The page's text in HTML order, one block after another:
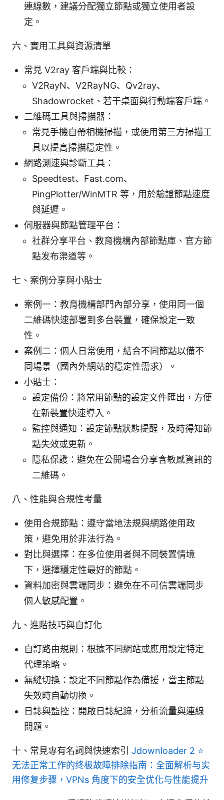
連線數，建議分配獨立節點或獨立使用者設
定。
六、實用工具與資源清單
常見 V2ray 客戶端與比較：
V2RayN、V2RayNG、Qv2ray、
Shadowrocket、若干桌面與行動端客戶端。
二維碼工具與掃描器：
常見手機自帶相機掃描，或使用第三方掃描工
具以提高掃描穩定性。
網路測速與診斷工具：
Speedtest、Fast.com、
PingPlotter/WinMTR 等，用於驗證節點速度
與延遲。
伺服器與節點管理平台：
社群分享平台、教育機構內部節點庫、官方節
點发布渠道等。
七、案例分享與小貼士
案例一：教育機構部門內部分享，使用同一個
二維碼快速部署到多台裝置，確保設定一致
性。
案例二：個人日常使用，結合不同節點以備不
同場景（國內外網站的穩定性需求）。
小貼士：
設定備份：將常用節點的設定文件匯出，方便
在新裝置快速導入。
監控與通知：設定節點狀態提醒，及時得知節
點失效或更新。
隱私保護：避免在公開場合分享含敏感資訊的
二維碼。
八、性能與合規性考量
使用合規節點：遵守當地法規與網路使用政
策，避免用於非法行為。
對比與選擇：在多位使用者與不同裝置情境
下，選擇穩定性最好的節點。
資料加密與雲端同步：避免在不可信雲端同步
個人敏感配置。
九、進階技巧與自訂化
自訂路由規則：根據不同網站或應用設定特定
代理策略。
無縫切換：設定不同節點作為備援，當主節點
失效時自動切換。
日誌與監控：開啟日誌紀錄，分析流量與連線
問題。
十、常見專有名詞與快速索引 Jdownloader 2 ⭐
无法正常工作的终极故障排除指南：全面解析与实
用修复步骤，VPNs 角度下的安全优化与性能提升